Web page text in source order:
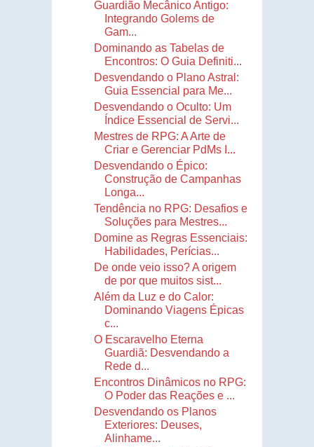
Guardião Mecânico Antigo:
Integrando Golems de
Gam...
Dominando as Tabelas de
Encontros: O Guia Definiti...
Desvendando o Plano Astral:
Guia Essencial para Me...
Desvendando o Oculto: Um
Índice Essencial de Servi...
Mestres de RPG: A Arte de
Criar e Gerenciar PdMs I...
Desvendando o Épico:
Construção de Campanhas
Longa...
Tendência no RPG: Desafios e
Soluções para Mestres...
Domine as Regras Essenciais:
Habilidades, Perícias...
De onde veio isso? A origem
de por que muitos sist...
Além da Luz e do Calor:
Dominando Viagens Épicas
c...
O Escaravelho Eterna
Guardiã: Desvendando a
Rede d...
Encontros Dinâmicos no RPG:
O Poder das Reações e ...
Desvendando os Planos
Exteriores: Deuses,
Alinhame...